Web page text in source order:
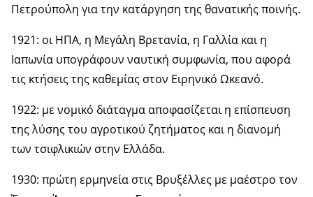
Πετρούπολη για την κατάργηση της θανατικής ποινής.
1921: οι ΗΠΑ, η Μεγάλη Βρετανία, η Γαλλία και η
Ιαπωνία υπογράφουν ναυτική συμφωνία, που αφορά
τις κτήσεις της καθεμίας στον Ειρηνικό Ωκεανό.
1922: με νομικό διάταγμα αποφασίζεται η επίσπευση
της λύσης του αγροτικού ζητήματος και η διανομή
των τσιφλικιών στην Ελλάδα.
1930: πρώτη ερμηνεία στις Βρυξέλλες με μαέστρο τον